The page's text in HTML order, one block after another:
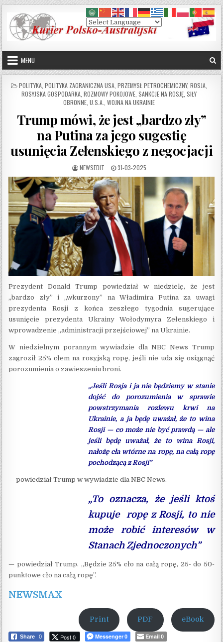
Skip to content
MENU
POSTED IN
POLITYKA POLITYKA ZAGRANICZNA USA PRZEMYSŁ PETROCHEMICZNY, ROSJA
ROSYJSKA GOSPODARKA ROZMOWY POKOJOWE SANKCJE NA ROSJĘ SIŁY
OBRONNE U.S.A. WOJNA NA UKRAINIE
Trump mówi, że jest „bardzo zły”
na Putina za jego sugestię
usunięcia Zełenskiego z negocjacji
AUTHOR:
NEWSEDIT PUBLISHED DATE:
31-03-2025
Prezydent Donald Trump powiedział w niedzielę, że jest
„bardzo zły” i „wkurzony” na Władimira Putina za uwagi
prezydenta Rosji z końca zeszłego tygodnia sugerujące
usunięcie prezydenta Ukrainy Wołodymyra Zełenskiego i
wprowadzenie „administracji przejściowej” na Ukrainie.
W niedzielnym porannym wywiadzie dla NBC News Trump
zagroził 25% cłem na rosyjską ropę, jeśli nie uda się osiągnąć
porozumienia o zawieszeniu broni.
„Jeśli Rosja i ja nie będziemy w stanie
dojść do porozumienia w sprawie
powstrzymania rozlewu krwi na
Ukrainie, a ja będę uważał, że to wina
Rosji — co może nie być prawdą — ale
jeśli będę uważał, że to wina Rosji,
nałożę cła wtórne na ropę, na całą ropę
pochodzącą z Rosji”
— powiedział Trump w wywiadzie dla NBC News.
„To oznacza, że ​​jeśli ktoś
kupuje ropę z Rosji, to nie
może robić interesów w
Stanach Zjednoczonych”
— powiedział Trump. „Będzie 25% cło na całą ropę, 25- do 50-
punktowe cło na całą ropę”.
NEWSMAX
Print PDF eBook
Share 0 Post 0 Messenger 0 Email 0